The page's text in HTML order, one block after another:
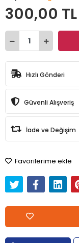
300,00 TL
Hızlı Gönderi
Güvenli Alışveriş
İade ve Değişim
Favorilerime ekle